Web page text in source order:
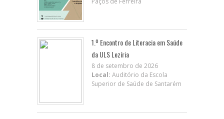
1.º Encontro de Literacia em Saúde
da ULS Lezíria
8 de setembro de 2026
Local: Auditório da Escola
Superior de Saúde de Santarém